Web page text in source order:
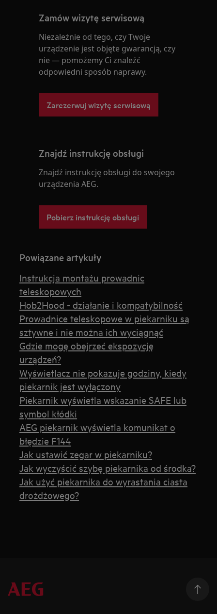
Zamów wizytę serwisową
Niezależnie od tego, czy Twoje
urządzenie jest objęte gwarancją, czy
nie — pomożemy Ci znaleźć
odpowiedni sposób naprawy.
Zarezerwuj wizytę serwisową
Znajdź instrukcję obsługi
Znajdź instrukcję obsługi do swojego
urządzenia AEG.
Pobierz instrukcję obsługi
Powiązane artykuły
Instrukcja montażu prowadnic
teleskopowych
Hob2Hood - działanie i kompatybilność
Prowadnice teleskopowe w piekarniku są
sztywne i nie można ich wyciągnąć
Gdzie mogę obejrzeć ekspozycję
urządzeń?
Wyświetlacz nie pokazuje godziny, kiedy
piekarnik jest wyłączony
Piekarnik wyświetla wskazanie SAFE lub
symbol kłódki
AEG piekarnik wyświetla komunikat o
błędzie F144
Jak ustawić zegar w piekarniku?
Jak wyczyścić szybę piekarnika od środka?
Jak użyć piekarnika do wyrastania ciasta
drożdżowego?